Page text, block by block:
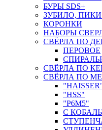
БУРЫ SDS+
ЗУБИЛО, ПИКИ
КОРОНКИ
НАБОРЫ
СВЁРЛА ПО
ПЕРОВОЕ
СВЁРЛА ПО
СВЁРЛА ПО
"HSS"
"Р6М5"
С